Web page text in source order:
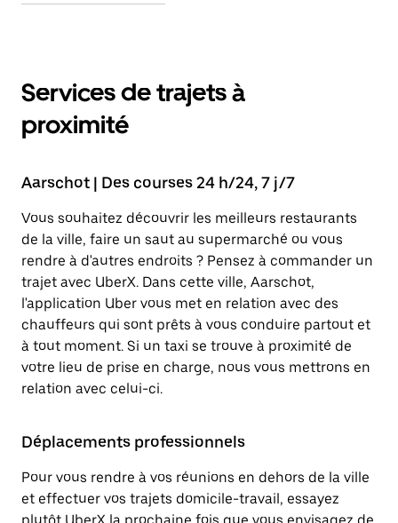
Services de trajets à
proximité
Aarschot | Des courses 24 h/24, 7 j/7
Vous souhaitez découvrir les meilleurs restaurants
de la ville, faire un saut au supermarché ou vous
rendre à d'autres endroits ? Pensez à commander un
trajet avec UberX. Dans cette ville, Aarschot,
l'application Uber vous met en relation avec des
chauffeurs qui sont prêts à vous conduire partout et
à tout moment. Si un taxi se trouve à proximité de
votre lieu de prise en charge, nous vous mettrons en
relation avec celui-ci.
Déplacements professionnels
Pour vous rendre à vos réunions en dehors de la ville
et effectuer vos trajets domicile-travail, essayez